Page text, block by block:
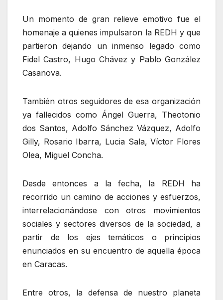
Un momento de gran relieve emotivo fue el
homenaje a quienes impulsaron la REDH y que
partieron dejando un inmenso legado como
Fidel Castro, Hugo Chávez y Pablo González
Casanova.
También otros seguidores de esa organización
ya fallecidos como Ángel Guerra, Theotonio
dos Santos, Adolfo Sánchez Vázquez, Adolfo
Gilly, Rosario Ibarra, Lucia Sala, Víctor Flores
Olea, Miguel Concha.
Desde entonces a la fecha, la REDH ha
recorrido un camino de acciones y esfuerzos,
interrelacionándose con otros movimientos
sociales y sectores diversos de la sociedad, a
partir de los ejes temáticos o principios
enunciados en su encuentro de aquella época
en Caracas.
Entre otros, la defensa de nuestro planeta